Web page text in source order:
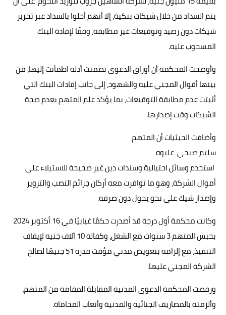
يتم السداد من خلال شيكات بنكية، إلا أنهم أخلوا بالسداد عبر تحرير
شيكات دون رصيد وتوقيعات غير مطابقة، وفقًا لإفادة البنك
المسحوب عليه.
وأوضحت المحكمة أن أوراق الدعوى تضمنت أدلة اطمأنت إليها، من
بينها أقوال المجني عليه والشهود، إلى جانب إفادات البنك التي
أثبتت عدم مطابقة التوقيعات، بما يؤكد علم المتهم بعدم صحة
الشيكات وقت إصدارها.
وأضافت الحيثيات أن المتهم
سليم صبحي عليوه
استخدم وسائل احتيالية وسندات دين غير صحيحة للاستيلاء على
أموال الشركة، وهو ما توافرت معه أركان جرائم النصب والتزوير
وإصدار شيك على نحو يحول دون صرفه.
وكانت محكمة أول درجة قد أصدرت حكمًا غيابيًا في 16 أكتوبر 2024
بحبس المتهم 3 سنوات مع الشغل، وكفالة 10 آلاف جنيه لإيقاف
التنفيذ، مع إلزامه بتعويض مدني مؤقت قدره 51 جنيهًا لصالح
الشركة المجني عليها.
ورفضت المحكمة الدعوى المدنية المقابلة المقامة من المتهم،
وألزمته بالمصاريف الجنائية والمدنية وأتعاب المحاماة.